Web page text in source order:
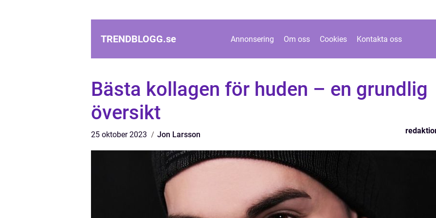
TRENDBLOGG.se Annonsering Om oss Cookies Kontakta oss
Bästa kollagen för huden – en grundlig
översikt
25 oktober 2023 Jon Larsson